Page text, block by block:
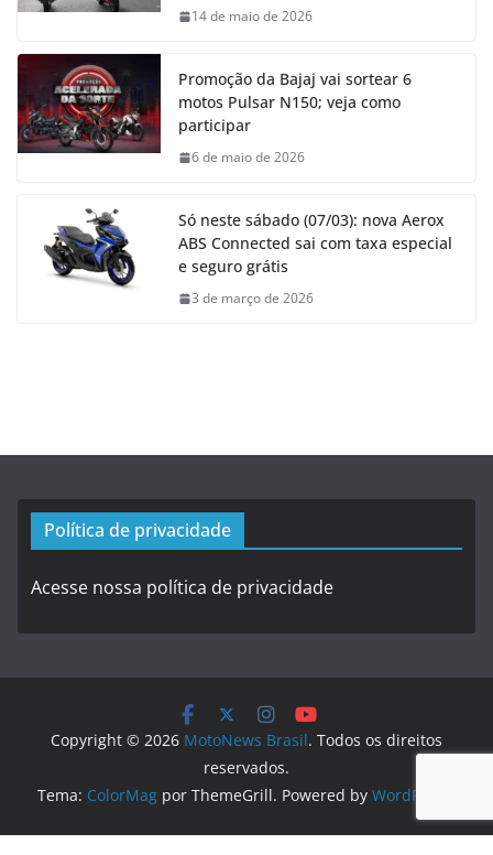
14 de maio de 2026
Promoção da Bajaj vai sortear 6
motos Pulsar N150; veja como
participar
6 de maio de 2026
Só neste sábado (07/03): nova Aerox
ABS Connected sai com taxa especial
e seguro grátis
3 de março de 2026
Política de privacidade
Acesse nossa política de privacidade
Copyright © 2026 MotoNews Brasil. Todos os direitos
reservados.
Tema: ColorMag por ThemeGrill. Powered by WordPress